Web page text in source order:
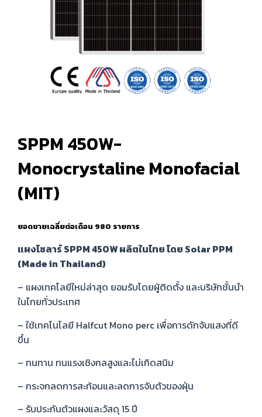
SPPM 450W-
Monocrystaline Monofacial
(MIT)
ยอดขายเฉลี่ยต่อเดือน 980 รายการ
แผงโซลาร์ SPPM 450W ผลิตในไทย โดย Solar PPM
(Made in Thailand)
– แผงเทคโลยีใหม่ล่าสุด ยอมรับโดยผู้ติดตั้ง และบริษัทชั้นนำ
ในไทยทั่วประเทศ
– ใช้เทคโนโลยี Halfcut Mono perc เพื่อการดักจับแสงที่ดี
ขึ้น
– ทนทาน ทนแรงเชิงกลสูงและไม่เกิดสนิม
– กระจกลดการสะท้อนและลดการจับตัวของฝุ่น
– รับประกันตัวแผงและวัสดุ 15 ปี